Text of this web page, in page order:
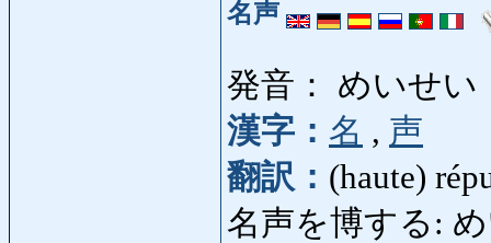
名声
発音： めいせい
漢字： 名 , 声
翻訳： (haute)
名声を博する: